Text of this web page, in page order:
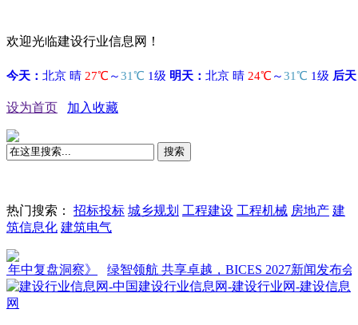
欢迎光临建设行业信息网！
设为首页 加入收藏
搜索
热门搜索： 招标投标 城乡规划 工程建设 工程机械 房地产 建
筑信息化 建筑电气
复盘洞察》 绿智领航 共享卓越，BICES 2027新闻发布会在京